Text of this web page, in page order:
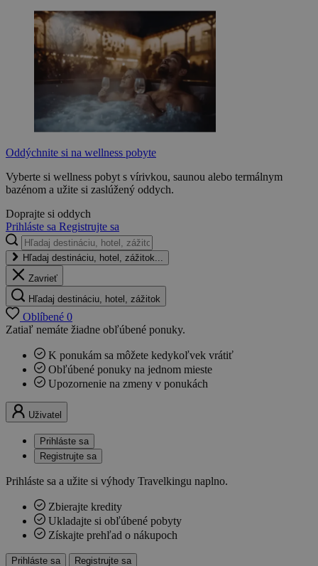
Oddýchnite si na wellness pobyte
Vyberte si wellness pobyt s vírivkou, saunou alebo termálnym
bazénom a užite si zaslúžený oddych.
Doprajte si oddych
Prihláste sa Registrujte sa
Hľadaj destináciu, hotel, zážitok...
Zavrieť
Hľadaj destináciu, hotel, zážitok
Oblíbené 0
Zatiaľ nemáte žiadne obľúbené ponuky.
K ponukám sa môžete kedykoľvek vrátiť
Obľúbené ponuky na jednom mieste
Upozornenie na zmeny v ponukách
Uživatel
Prihláste sa
Registrujte sa
Prihláste sa a užite si výhody Travelkingu naplno.
Zbierajte kredity
Ukladajte si obľúbené pobyty
Získajte prehľad o nákupoch
Prihláste sa Registrujte sa